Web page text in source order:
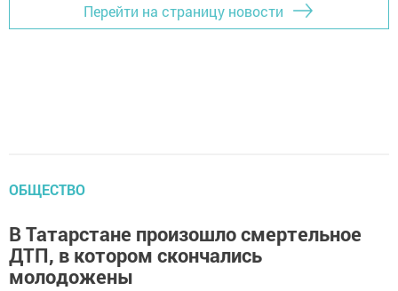
Перейти на страницу новости
ОБЩЕСТВО
В Татарстане произошло смертельное
ДТП, в котором скончались
молодожены